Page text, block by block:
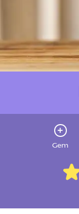
Gem